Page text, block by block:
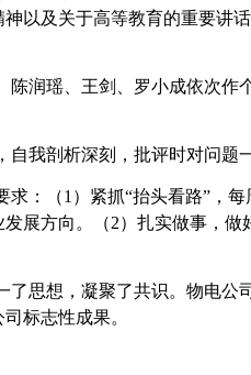
以及关于高等教育的重要讲
润瑶、王剑、罗小成依次
我剖析深刻，批评时对问题
求：（1）紧抓“抬头看路”，
展方向。（2）扎实做事，
思想，凝聚了共识。物电
标志性成果。